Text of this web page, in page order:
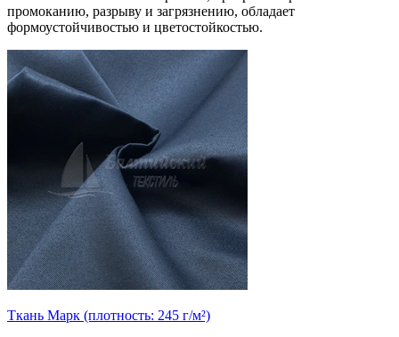
промоканию, разрыву и загрязнению, обладает
формоустойчивостью и цветостойкостью.
Ткань Марк (плотность: 245 г/м²)